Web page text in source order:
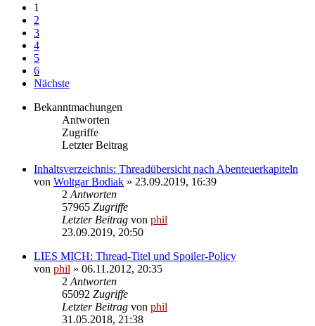
1
2
3
4
5
6
Nächste
Bekanntmachungen
Antworten
Zugriffe
Letzter Beitrag
Inhaltsverzeichnis: Threadübersicht nach Abenteuerkapiteln
von Woltgar Bodiak » 23.09.2019, 16:39
2 Antworten
57965 Zugriffe
Letzter Beitrag von phil
23.09.2019, 20:50
LIES MICH: Thread-Titel und Spoiler-Policy
von phil » 06.11.2012, 20:35
2 Antworten
65092 Zugriffe
Letzter Beitrag von phil
31.05.2018, 21:38